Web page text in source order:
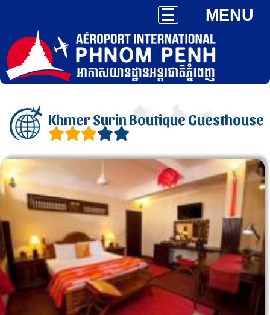
MENU
Khmer Surin Boutique Guesthouse